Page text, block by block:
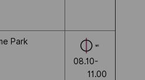
Park
08.10-
11.00